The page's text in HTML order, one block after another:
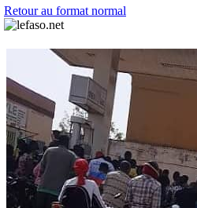
Retour au format normal